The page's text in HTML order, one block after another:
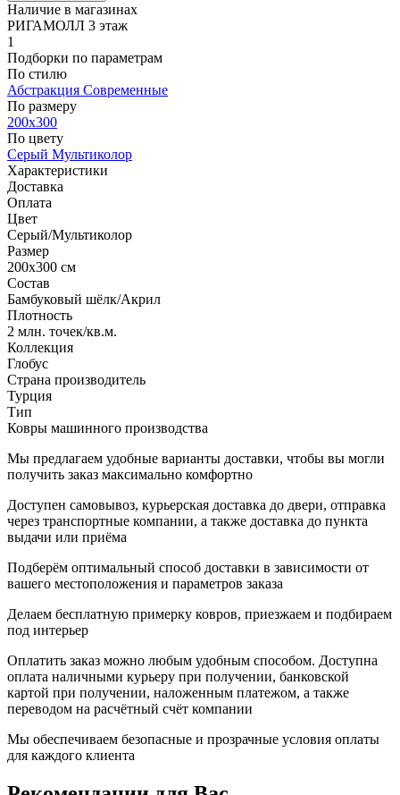
Наличие в магазинах
РИГАМОЛЛ 3 этаж
1
Подборки по параметрам
По стилю
Абстракция Современные
По размеру
200x300
По цвету
Серый Мультиколор
Характеристики
Доставка
Оплата
Цвет
Серый/Мультиколор
Размер
200x300 см
Состав
Бамбуковый шёлк/Акрил
Плотность
2 млн. точек/кв.м.
Коллекция
Глобус
Страна производитель
Турция
Тип
Ковры машинного производства
Мы предлагаем удобные варианты доставки, чтобы вы могли
получить заказ максимально комфортно
Доступен самовывоз, курьерская доставка до двери, отправка
через транспортные компании, а также доставка до пункта
выдачи или приёма
Подберём оптимальный способ доставки в зависимости от
вашего местоположения и параметров заказа
Делаем бесплатную примерку ковров, приезжаем и подбираем
под интерьер
Оплатить заказ можно любым удобным способом. Доступна
оплата наличными курьеру при получении, банковской
картой при получении, наложенным платежом, а также
переводом на расчётный счёт компании
Мы обеспечиваем безопасные и прозрачные условия оплаты
для каждого клиента